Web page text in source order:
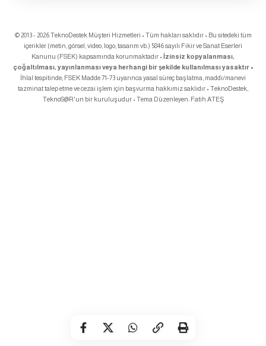
© 2013 - 2026 TeknoDestek Müşteri Hizmetleri • Tüm hakları saklıdır • Bu sitedeki tüm
içerikler (metin, görsel, video, logo, tasarım vb.) 5846 sayılı Fikir ve Sanat Eserleri
Kanunu (FSEK) kapsamında korunmaktadır • İzinsiz kopyalanması,
çoğaltılması, yayınlanması veya herhangi bir şekilde kullanılması yasaktır •
İhlal tespitinde; FSEK Madde 71-73 uyarınca yasal süreç başlatma, maddi/manevi
tazminat talep etme ve cezai işlem için başvurma hakkımız saklıdır • TeknoDestek,
TeknoS@R'un bir kuruluşudur • Tema Düzenleyen: Fatih ATEŞ